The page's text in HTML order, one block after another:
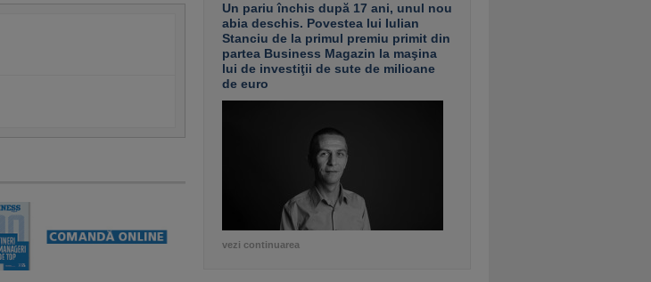
Un pariu închis după 17 ani, unul nou
abia deschis. Povestea lui Iulian
Stanciu de la primul premiu primit din
partea Business Magazin la maşina
lui de investiţii de sute de milioane
de euro
vezi continuarea